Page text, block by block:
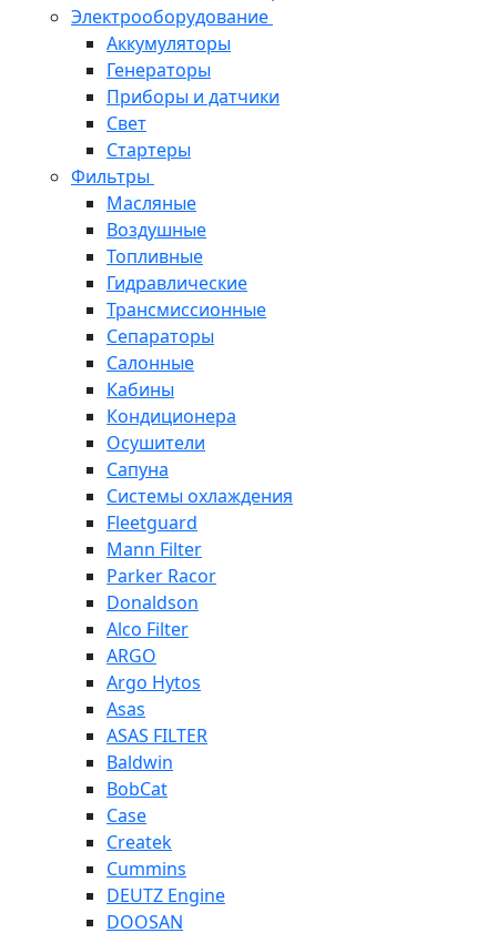
Электрооборудование
Аккумуляторы
Генераторы
Приборы и датчики
Свет
Стартеры
Фильтры
Масляные
Воздушные
Топливные
Гидравлические
Трансмиссионные
Сепараторы
Салонные
Кабины
Кондиционера
Осушители
Сапуна
Системы охлаждения
Fleetguard
Mann Filter
Parker Racor
Donaldson
Alco Filter
ARGO
Argo Hytos
Asas
ASAS FILTER
Baldwin
BobCat
Case
Createk
Cummins
DEUTZ Engine
DOOSAN